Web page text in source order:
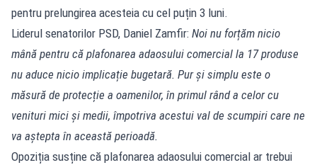
pentru prelungirea acesteia cu cel puțin 3 luni.
Liderul senatorilor PSD, Daniel Zamfir: Noi nu forțăm nicio
mână pentru că plafonarea adaosului comercial la 17 produse
nu aduce nicio implicație bugetară. Pur și simplu este o
măsură de protecție a oamenilor, în primul rând a celor cu
venituri mici și medii, împotriva acestui val de scumpiri care ne
va aștepta în această perioadă.
Opoziția susține că plafonarea adaosului comercial ar trebui